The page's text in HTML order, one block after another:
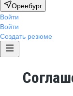
Оренбург
Войти
Войти
Создать резюме